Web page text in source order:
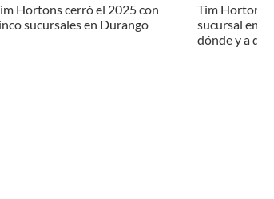
Hortons cerró el 2025 con
sucursales en Durango
Tim Hortons
sucursal en
dónde y a